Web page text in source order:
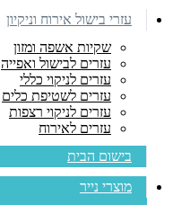
עזרי בישול אירוח וניקיון
שקיות אשפה ומזון
עזרים לבישול ואפייה
עזרים לניקוי כללי
עזרים לשטיפת כלים
עזרים לניקוי רצפות
עזרים לאירוח
בישום הבית
מוצרי נייר